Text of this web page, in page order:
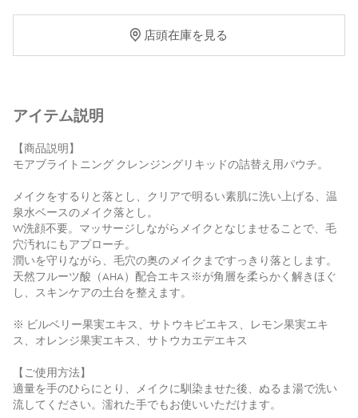
店頭在庫を見る
アイテム説明
【商品説明】
モアブライトニング クレンジングリキッドの詰替え用パウチ。
メイクをするりと落とし、クリアで明るい素肌に洗い上げる、温
泉水ベースのメイク落とし。
W洗顔不要。マッサージしながらメイクとなじませることで、毛
穴汚れにもアプローチ。
潤いを守りながら、毛穴の奥のメイクまですっきり落とします。
天然フルーツ酸（AHA）配合エキス※が角層を柔らかく解きほぐ
し、スキンケアの土台を整えます。
※ ビルベリー果実エキス、サトウキビエキス、レモン果実エキ
ス、オレンジ果実エキス、サトウカエデエキス
【ご使用方法】
適量を手のひらにとり、メイクに馴染ませた後、ぬるま湯で洗い
流してください。濡れた手でもお使いいただけます。